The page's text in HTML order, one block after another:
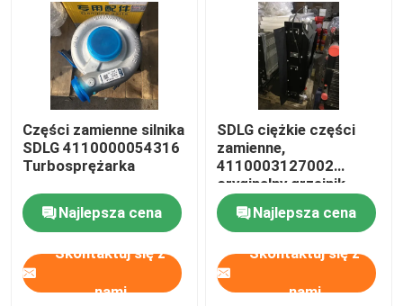
Części zamienne silnika
SDLG 4110000054316
Turbosprężarka
Najlepsza cena
Skontaktuj się z
nami
SDLG ciężkie części
zamienne,
4110003127002
oryginalny grzejnik
Assy
Najlepsza cena
Skontaktuj się z
nami